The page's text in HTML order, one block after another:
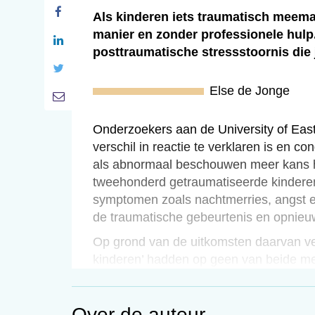
Als kinderen iets traumatisch
manier en zonder professionele
posttraumatische stressstoornis die
Else de Jonge
Onderzoekers aan de University of
verschil in reactie te verklaren is en
als abnormaal beschouwen meer
tweehonderd getraumatiseerde
symptomen zoals nachtmerries, angst
de traumatische gebeurtenis en
Op grond van de uitkomsten daarvan
kinderen’ hadden op geen van beide
‘herstelgroep’ geneigd waren te